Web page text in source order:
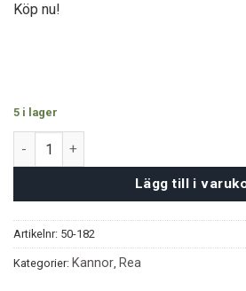
Köp nu!
5 i lager
Genmaicha Tekanna (1,5L) mängd
Lägg till i
Artikelnr: 50-182
Kategorier: Kannor Rea